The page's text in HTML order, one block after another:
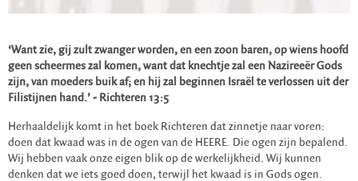
‘Want zie, gij zult zwanger worden, en een zoon baren, op wiens hoofd
geen scheermes zal komen, want dat knechtje zal een Nazireeër Gods
zijn, van moeders buik af; en hij zal beginnen Israël te verlossen uit der
Filistijnen hand.’ - Richteren 13:5
Herhaaldelijk komt in het boek Richteren dat zinnetje naar voren:
doen dat kwaad was in de ogen van de HEERE. Die ogen zijn bepalend.
Wij hebben vaak onze eigen blik op de werkelijkheid. Wij kunnen
denken dat we iets goed doen, terwijl het kwaad is in Gods ogen.